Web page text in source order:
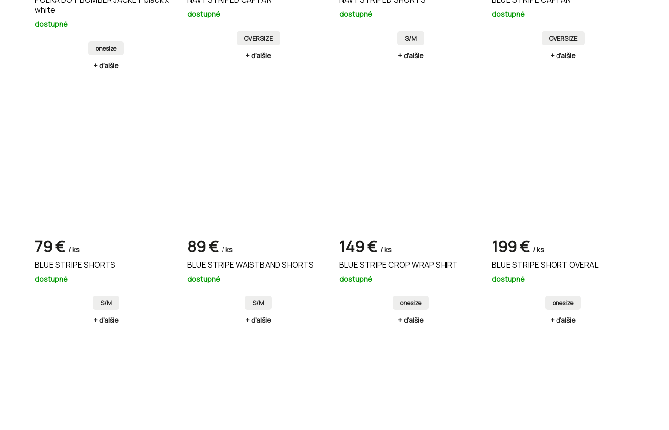
white
dostupné
onesize
+ ďalšie
dostupné
OVERSIZE
+ ďalšie
dostupné
S/M
+ ďalšie
dostupné
OVERSIZE
+ ďalšie
BLUE STRIPE SHORTS
dostupné
79 € / ks
S/M
+ ďalšie
BLUE STRIPE WAISTBAND SHORTS
dostupné
89 € / ks
S/M
+ ďalšie
BLUE STRIPE CROP WRAP SHIRT
dostupné
149 € / ks
onesize
+ ďalšie
BLUE STRIPE SHORT OVERAL
dostupné
199 € / ks
onesize
+ ďalšie